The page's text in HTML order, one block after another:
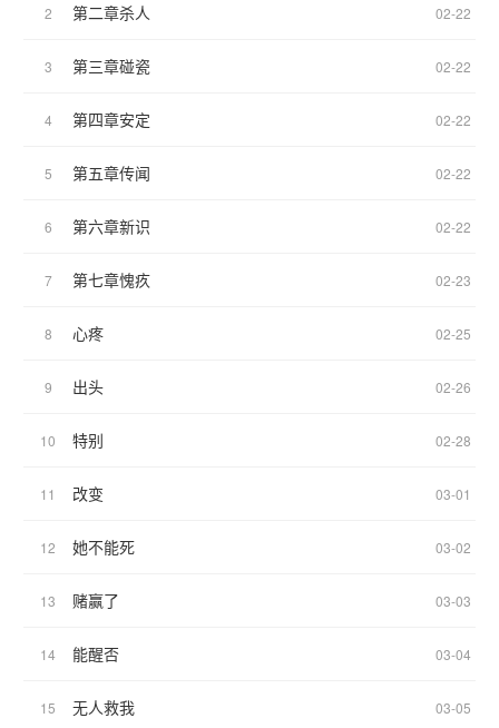
2 第二章杀人 02-22
3 第三章碰瓷 02-22
4 第四章安定 02-22
5 第五章传闻 02-22
6 第六章新识 02-22
7 第七章愧疚 02-23
8 心疼 02-25
9 出头 02-26
10 特别 02-28
11 改变 03-01
12 她不能死 03-02
13 赌赢了 03-03
14 能醒否 03-04
15 无人救我 03-05